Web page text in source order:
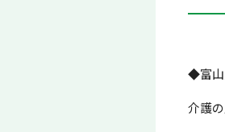
◆富山
介護